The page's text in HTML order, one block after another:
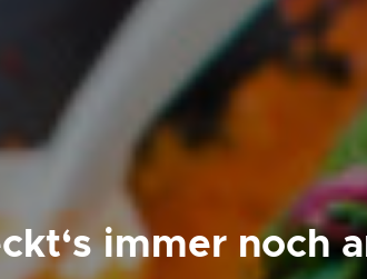
immer noch